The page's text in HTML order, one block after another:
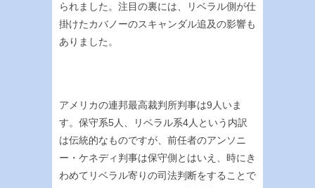
られました。注目の裏には、リベラル側が仕
掛けたカバノーのスキャンダル追及の影響も
ありました。
アメリカの連邦最高裁判所判事は9人いま
す。保守系5人、リベラル系4人という内訳
は伝統的なものですが、前任者のアンソニ
ー・ケネディ判事は保守側とはいえ、時にき
わめてリベラル寄りの司法判断をすることで